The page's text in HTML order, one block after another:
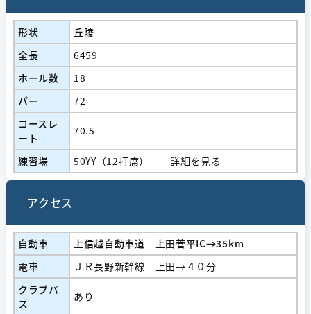
形状
丘陵
全長
6459
ホール数
18
パー
72
コースレ
ート
70.5
練習場 50YY（12打席） 詳細を見る
アクセス
自動車
上信越自動車道 上田菅平IC→35km
電車
ＪＲ長野新幹線 上田→４０分
クラブバ
ス
あり